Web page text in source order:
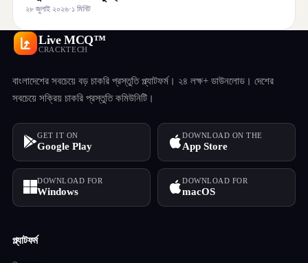
২৮ জুলাই ২০২৬·১ মিনিট
Live MCQ™
CRACKTECH
বাংলাদেশের সবচেয়ে বড় চাকরি প্রস্তুতি প্ল্যাটফর্ম। ২৪ লক্ষ+ ডাউনলোড। দেশের
সবচেয়ে সক্রিয় চাকরি প্রস্তুতি কমিউনিটি।
GET IT ON
Google Play
DOWNLOAD ON THE
App Store
DOWNLOAD FOR
Windows
DOWNLOAD FOR
macOS
প্ল্যাটফর্ম